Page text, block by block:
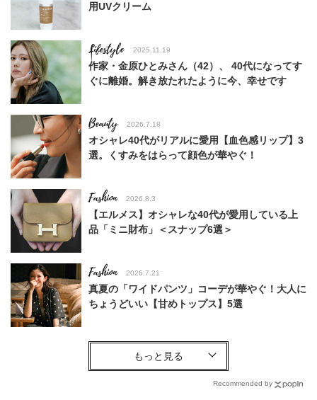
用UVクリーム
Lifestyle 2025.11.19
作家・金原ひとみさん（42）、 40代になってす
ぐに離婚。解き放たれたように今、幸せです
Beauty 2026.7.18
オシャレ40代がリアルに愛用【血色感リップ】3
選。くすみをはらって顔色が華やぐ！
Fashion 2026.8.3
【エルメス】オシャレな40代が愛用している上
品「ミニ財布」＜スナップ6選＞
Fashion 2026.7.21
真夏の「ワイドパンツ」コーデが華やぐ！大人に
ちょうどいい【甘めトップス】5選
Fashion
【40代コンサバ派】白Tシャツは「パール×ゴー
ルドアクセ」を合わせるのが正解！〈大野真理子
Recommended by